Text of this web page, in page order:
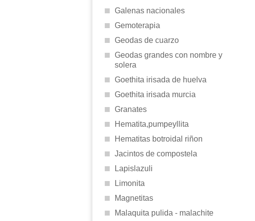
Galenas nacionales
Gemoterapia
Geodas de cuarzo
Geodas grandes con nombre y
solera
Goethita irisada de huelva
Goethita irisada murcia
Granates
Hematita,pumpeyllita
Hematitas botroidal riñon
Jacintos de compostela
Lapislazuli
Limonita
Magnetitas
Malaquita pulida - malachite